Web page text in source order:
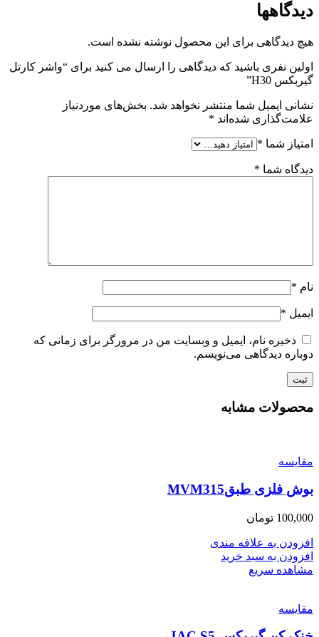
دیدگاهها
هیچ دیدگاهی برای این محصول نوشته نشده است.
اولین نفری باشید که دیدگاهی را ارسال می کنید برای “واشر کارتل
گیربکس H30”
نشانی ایمیل شما منتشر نخواهد شد. بخش‌های موردنیاز
علامت‌گذاری شده‌اند *
امتیاز شما *
دیدگاه شما *
نام *
ایمیل *
ذخیره نام، ایمیل و وبسایت من در مرورگر برای زمانی که
دوباره دیدگاهی می‌نویسم.
محصولات مشابه
مقایسه
بوش فلزی طبقMVM315
100,000 تومان
افزودن به علاقه مندی
افزودن به سبد خرید
مشاهده سریع
مقایسه